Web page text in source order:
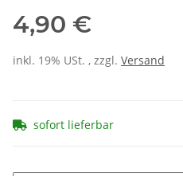
4,90 €
inkl. 19% USt. , zzgl. Versand
sofort lieferbar